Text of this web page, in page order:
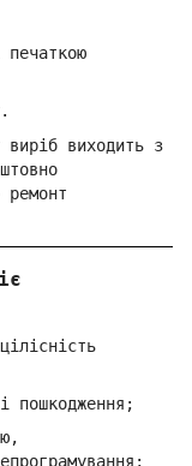
печаткою
виріб виходить з
ремонт
пошкодження;